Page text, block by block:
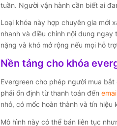
tuần. Người vận hành cần biết ai
Loại khóa này hợp chuyên gia mới
nhanh và điều chỉnh nội dung
nặng và khó mở rộng nếu mọi hỗ
Nền tảng cho khóa
Evergreen cho phép người mua
phải ổn định từ thanh toán đến
nhỏ, có mốc hoàn thành và tín hiệu
Mô hình này có thể bán liên tục